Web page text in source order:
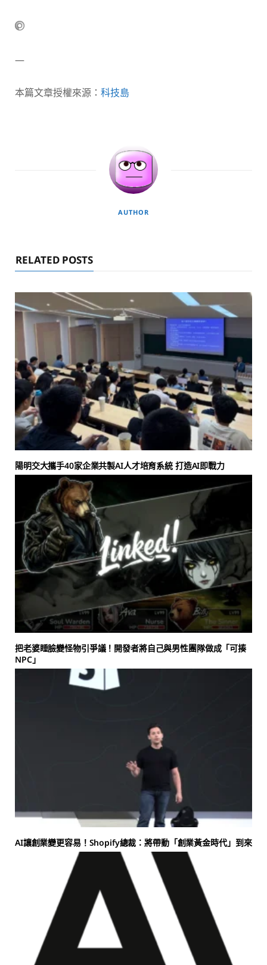
—
本篇文章授權來源： 科技島
AUTHOR
RELATED POSTS
陽明交大攜手40家企業共製AI人才培育系統 打造AI即戰力
把老婆睡臉變怪物引爭議！開發者將自己與男性團隊做成「可揍
NPC」
AI讓創業變更容易！Shopify總裁：將帶動「創業黃金時代」到來